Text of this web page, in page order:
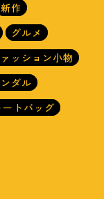
新作
グルメ
ッション小物
ダル
ートバッグ